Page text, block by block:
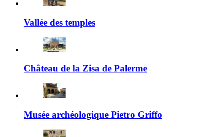
Vallée des temples
Château de la Zisa de Palerme
Musée archéologique Pietro Griffo